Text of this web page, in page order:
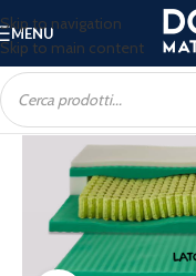
Skip to navigation
Skip to main content
MENU